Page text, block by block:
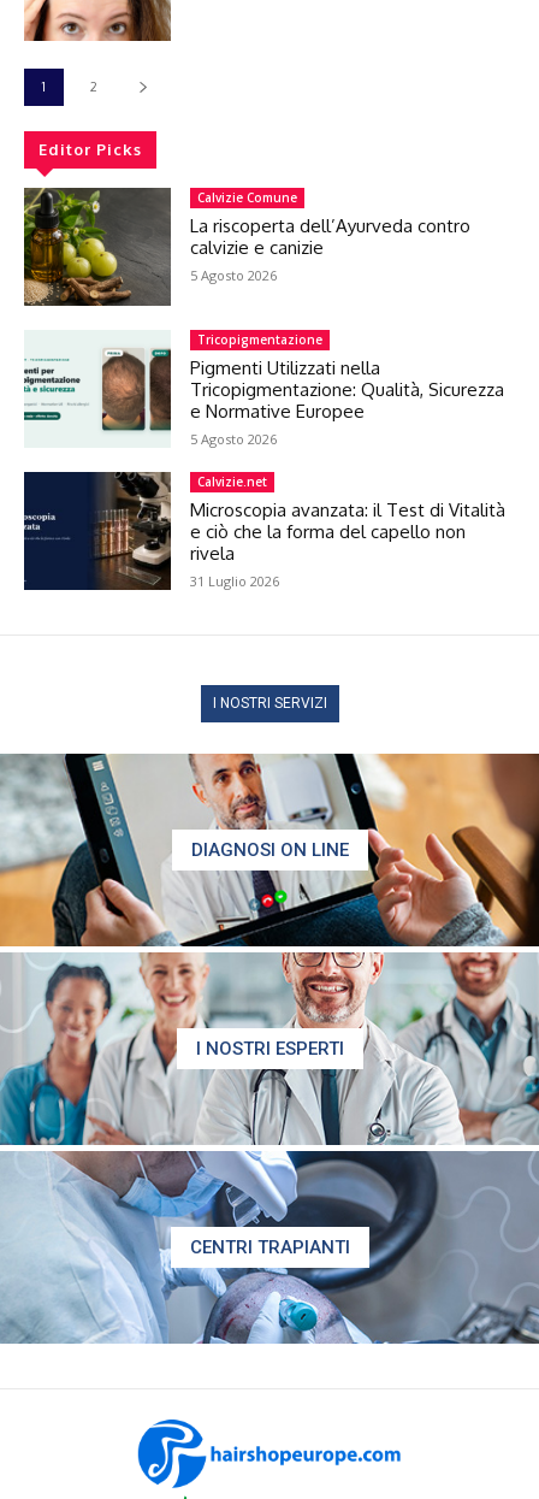
1 2
Editor Picks
Calvizie Comune
La riscoperta dell’Ayurveda contro
calvizie e canizie
5 Agosto 2026
Tricopigmentazione
Pigmenti Utilizzati nella
Tricopigmentazione: Qualità, Sicurezza
e Normative Europee
5 Agosto 2026
Calvizie.net
Microscopia avanzata: il Test di Vitalità
e ciò che la forma del capello non
rivela
31 Luglio 2026
I NOSTRI SERVIZI
DIAGNOSI ON LINE
I NOSTRI ESPERTI
CENTRI TRAPIANTI